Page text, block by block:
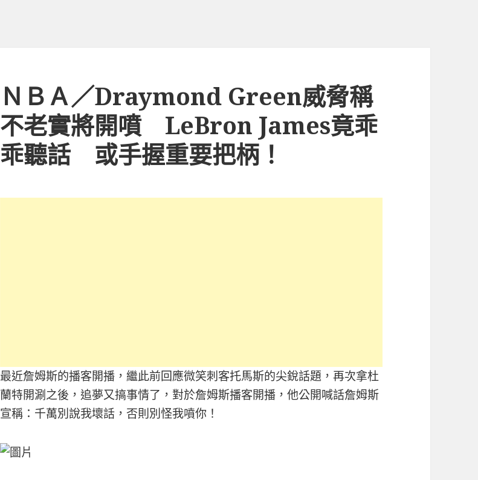
ＮＢＡ／Draymond Green威脅稱
不老實將開噴 LeBron James竟乖
乖聽話 或手握重要把柄！
最近詹姆斯的播客開播，繼此前回應微笑刺客托馬斯的尖銳話題，再次拿杜
蘭特開涮之後，追夢又搞事情了，對於詹姆斯播客開播，他公開喊話詹姆斯
宣稱：千萬別說我壞話，否則別怪我噴你！